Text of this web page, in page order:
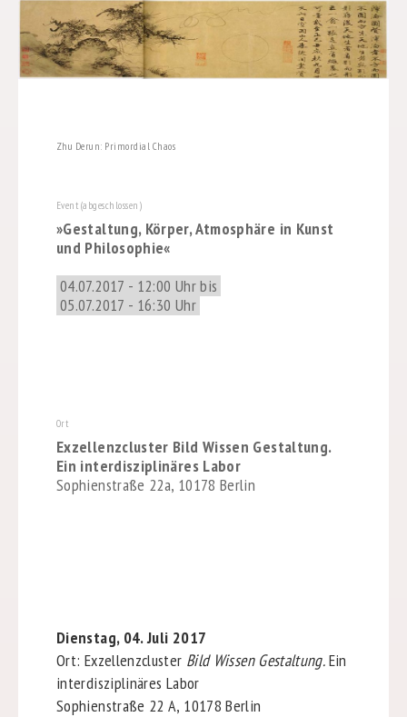
Zhu Derun: Primordial Chaos
Event (abgeschlossen)
»Gestaltung, Körper, Atmosphäre in Kunst
und Philosophie«
04.07.2017 - 12:00 Uhr bis
05.07.2017 - 16:30 Uhr
Ort
Exzellenzcluster Bild Wissen Gestaltung.
Ein interdisziplinäres Labor
Sophienstraße 22a, 10178 Berlin
Dienstag, 04. Juli 2017
Ort: Exzellenzcluster Bild Wissen Gestaltung.Ein
interdisziplinäres Labor
Sophienstraße 22 A, 10178 Berlin